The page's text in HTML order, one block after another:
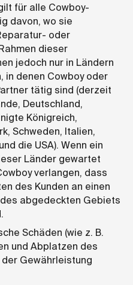
für alle Cowboy-
davon, wo sie
oder
dieser
jedoch nur in Ländern
in denen Cowboy oder
tätig sind (derzeit
Deutschland,
Königreich,
Schweden, Italien,
die USA). Wenn ein
Länder gewartet
verlangen, dass
des Kunden an einen
abgedeckten Gebiets
Schäden (wie z. B.
und Abplatzen des
Gewährleistung